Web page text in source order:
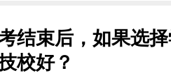
结束后，如果选
校好？